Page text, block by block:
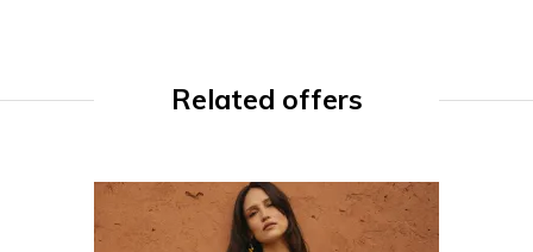
Related offers